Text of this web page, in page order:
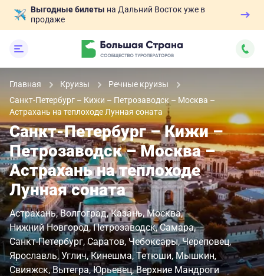
Выгодные билеты на Дальний Восток уже в
продаже
Главная Круизы
Речные круизы
Санкт-Петербург – Кижи – Петрозаводск – Москва –
Астрахань на теплоходе Лунная соната
Санкт-Петербург – Кижи –
Петрозаводск – Москва –
Астрахань на теплоходе
Лунная соната
Астрахань Волгоград Казань Москва
Нижний Новгород Петрозаводск Самара
Санкт-Петербург Саратов Чебоксары Череповец
Ярославль Углич Кинешма Тетюши Мышкин
Свияжск Вытегра Юрьевец Верхние Мандроги